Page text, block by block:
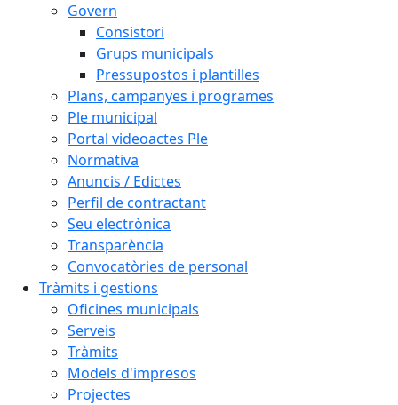
Govern
Consistori
Grups municipals
Pressupostos i plantilles
Plans, campanyes i programes
Ple municipal
Portal videoactes Ple
Normativa
Anuncis / Edictes
Perfil de contractant
Seu electrònica
Transparència
Convocatòries de personal
Tràmits i gestions
Oficines municipals
Serveis
Tràmits
Models d'impresos
Projectes